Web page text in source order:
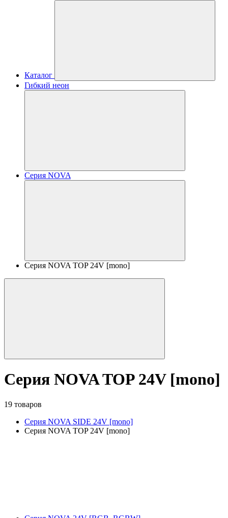
Каталог
Гибкий неон
Серия NOVA
Серия NOVA TOP 24V [mono]
Серия NOVA TOP 24V [mono]
19 товаров
Серия NOVA SIDE 24V [mono]
Серия NOVA TOP 24V [mono]